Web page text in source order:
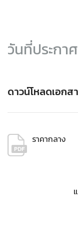
วันที่ประกาศ
ดาวน์โหลดเอกส
ราคากลาง